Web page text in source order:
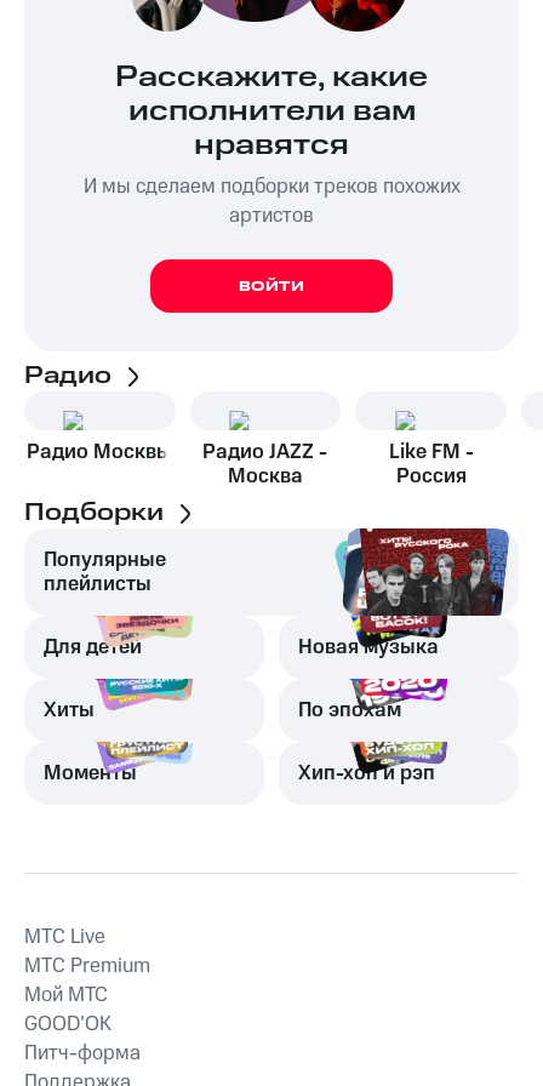
Расскажите, какие
исполнители вам
нравятся
И мы сделаем подборки треков похожих
артистов
ВОЙТИ
Радио
Радио Москвы
Радио JAZZ -
Москва
Like FM -
Россия
Подборки
Популярные
плейлисты
Для детей Новая музыка
Хиты По эпохам
Моменты Хип-хоп и рэп
MTС Live
MTС Premium
Мой МТС
GOOD’OK
Питч-форма